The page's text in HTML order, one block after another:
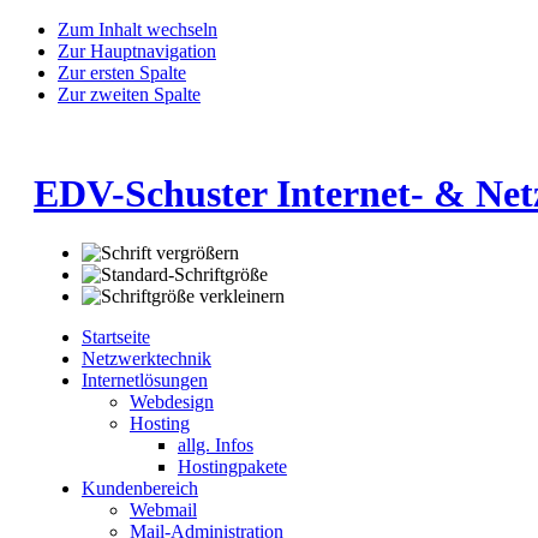
Zum Inhalt wechseln
Zur Hauptnavigation
Zur ersten Spalte
Zur zweiten Spalte
EDV-Schuster Internet- &
Startseite
Netzwerktechnik
Internetlösungen
Webdesign
Hosting
allg. Infos
Hostingpakete
Kundenbereich
Webmail
Mail-Administration